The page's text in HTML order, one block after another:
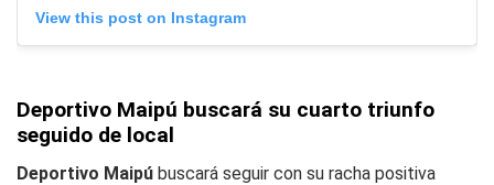
View this post on Instagram
Deportivo Maipú buscará su cuarto triunfo
seguido de local
Deportivo Maipú buscará seguir con su racha positiva